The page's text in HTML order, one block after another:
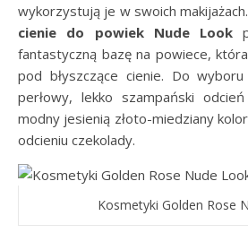
wykorzystują je w swoich
cienie do powiek Nude Look
fantastyczną bazę na powiece,
pod błyszczące cienie. Do
perłowy, lekko szampański
modny jesienią złoto-miedziany
odcieniu czekolady.
Kosmetyki Golden Rose